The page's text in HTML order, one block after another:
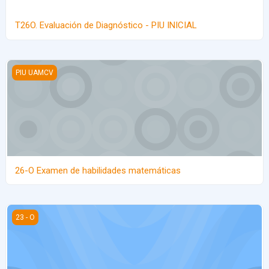
T26O. Evaluación de Diagnóstico - PIU INICIAL
26-O Examen de habilidades matemáticas
PIU UAMCV
26-O Examen de habilidades matemáticas
23-O Módulos: Componentes Lingüísticos
23 - O